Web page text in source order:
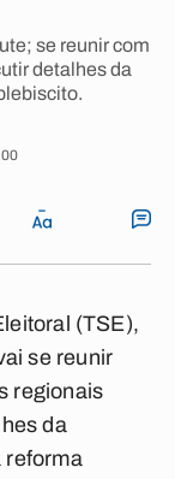
se reunir com
detalhes da
(TSE),
se reunir
regionais
da
reforma